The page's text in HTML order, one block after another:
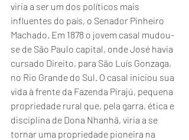
viria a ser um dos políticos mais
influentes do país, o Senador Pinheiro
Machado. Em 1878 o jovem casal mudou-
se de São Paulo capital, onde José havia
cursado Direito, para São Luís Gonzaga,
no Rio Grande do Sul. O casal iniciou sua
vida à frente da Fazenda Pirajú, pequena
propriedade rural que, pela garra, ética e
disciplina de Dona Nhanhã, viria a se
tornar uma propriedade pioneira na